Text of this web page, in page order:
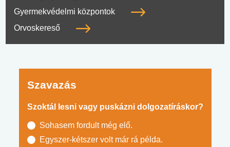
Gyermekvédelmi központok
Orvoskereső
Szavazás
Szoktál lesni vagy puskázni dolgozatíráskor?
Sohasem fordult még elő.
Egyszer-kétszer volt már rá példa.